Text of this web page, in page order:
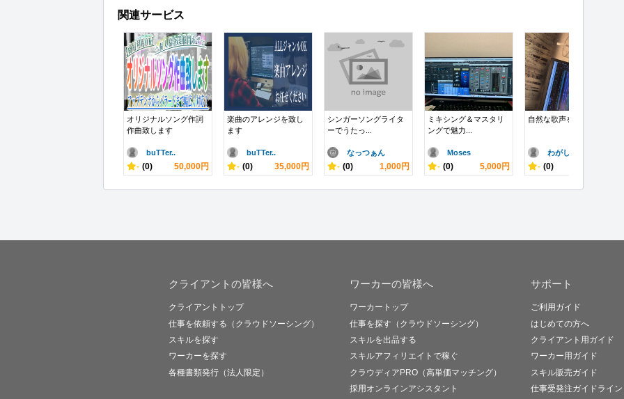
関連サービス
オリジナルソング作詞
作曲致します
buTTer..
- (0) 50,000円
楽曲のアレンジを致し
ます
buTTer..
- (0) 35,000円
シンガーソングライタ
ーでうたっ...
なっつぁん
- (0) 1,000円
ミキシング＆マスタリ
ングで魅力...
Moses
- (0) 5,000円
自然な歌声を届けます
わがし
- (0)
クライアントの皆様へ
クライアントトップ
仕事を依頼する（クラウドソーシング）
スキルを探す
ワーカーを探す
各種書類発行（法人限定）
ワーカーの皆様へ
ワーカートップ
仕事を探す（クラウドソーシング）
スキルを出品する
スキルアフィリエイトで稼ぐ
クラウディアPRO（高単価マッチング）
採用オンラインアシスタント
サポート
ご利用ガイド
はじめての方へ
クライアント用ガイド
ワーカー用ガイド
スキル販売ガイド
仕事受発注ガイドライン